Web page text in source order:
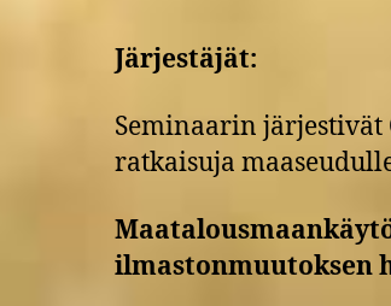
Järjestäjät:
Seminaarin järjestivät
ratkaisuja
ilmastonmuutoksen